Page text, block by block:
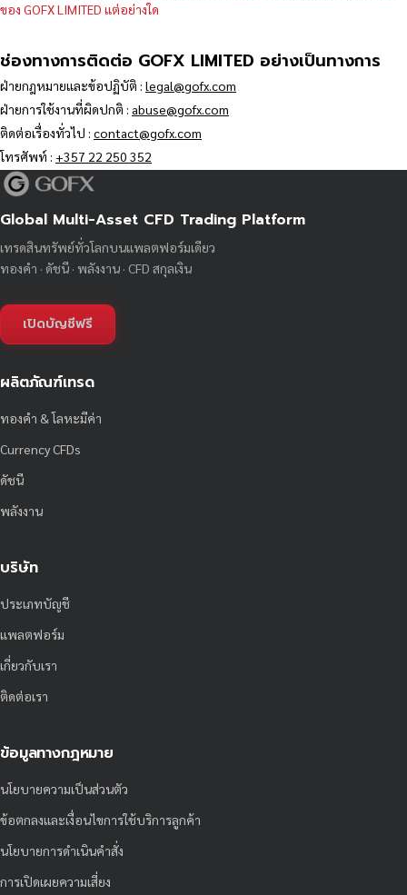
ของ GOFX LIMITED แต่อย่างใด
ช่องทางการติดต่อ GOFX LIMITED อย่างเป็นทางการ
ฝ่ายกฎหมายและข้อปฏิบัติ : legal@gofx.com
ฝ่ายการใช้งานที่ผิดปกติ : abuse@gofx.com
ติดต่อเรื่องทั่วไป : contact@gofx.com
โทรศัพท์ : +357 22 250 352
Global Multi-Asset CFD Trading Platform
เทรดสินทรัพย์ทั่วโลกบนแพลตฟอร์มเดียว
ทองคำ · ดัชนี · พลังงาน · CFD สกุลเงิน
เปิดบัญชีฟรี
ผลิตภัณฑ์เทรด
ทองคำ & โลหะมีค่า
Currency CFDs
ดัชนี
พลังงาน
บริษัท
ประเภทบัญชี
แพลตฟอร์ม
เกี่ยวกับเรา
ติดต่อเรา
ข้อมูลทางกฎหมาย
นโยบายความเป็นส่วนตัว
ข้อตกลงและเงื่อนไขการใช้บริการลูกค้า
นโยบายการดำเนินคำสั่ง
การเปิดเผยความเสี่ยง